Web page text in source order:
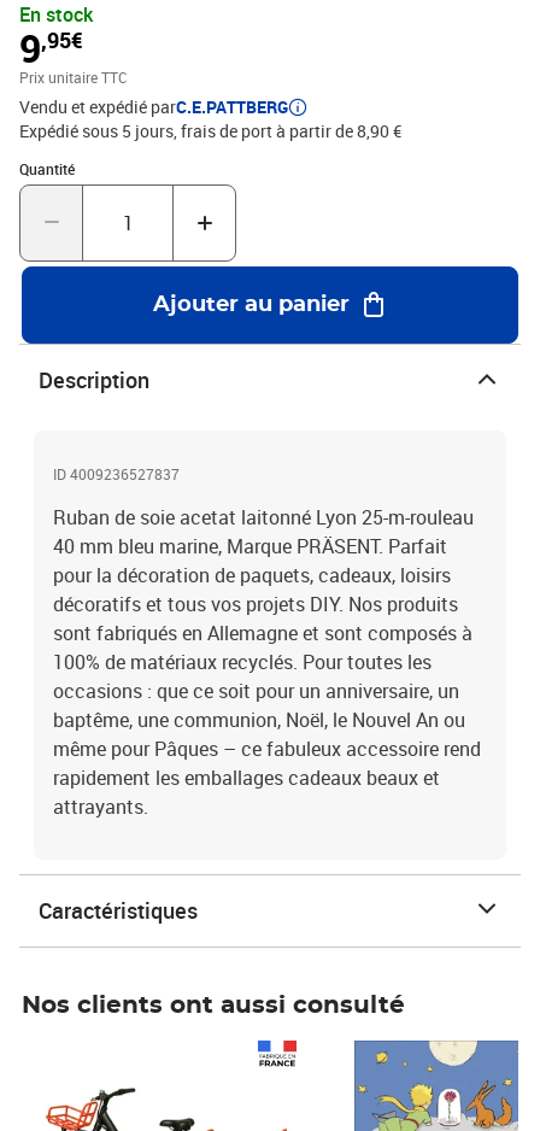
matériaux recyclés. Pour toutes les occasions : que ce soit pour un
anniversaire, un baptême, une communion, Noël, le Nouvel An ou
même pour Pâques – ce fabuleux accessoire rend rapidement les
emballages cadeaux beaux et attrayants.
En stock
9,95€
Prix unitaire TTC
Vendu et expédié parC.E.PATTBERG
Expédié sous 5 jours, frais de port à partir de 8,90 €
Quantité
Quantité : 1
Ajouter au panier
Description
ID 4009236527837
Ruban de soie acetat laitonné Lyon 25-m-rouleau
40 mm bleu marine, Marque PRÄSENT. Parfait
pour la décoration de paquets, cadeaux, loisirs
décoratifs et tous vos projets DIY. Nos produits
sont fabriqués en Allemagne et sont composés à
100% de matériaux recyclés. Pour toutes les
occasions : que ce soit pour un anniversaire, un
baptême, une communion, Noël, le Nouvel An ou
même pour Pâques – ce fabuleux accessoire rend
rapidement les emballages cadeaux beaux et
attrayants.
Caractéristiques
Nos clients ont aussi consulté
Prix 7,50€